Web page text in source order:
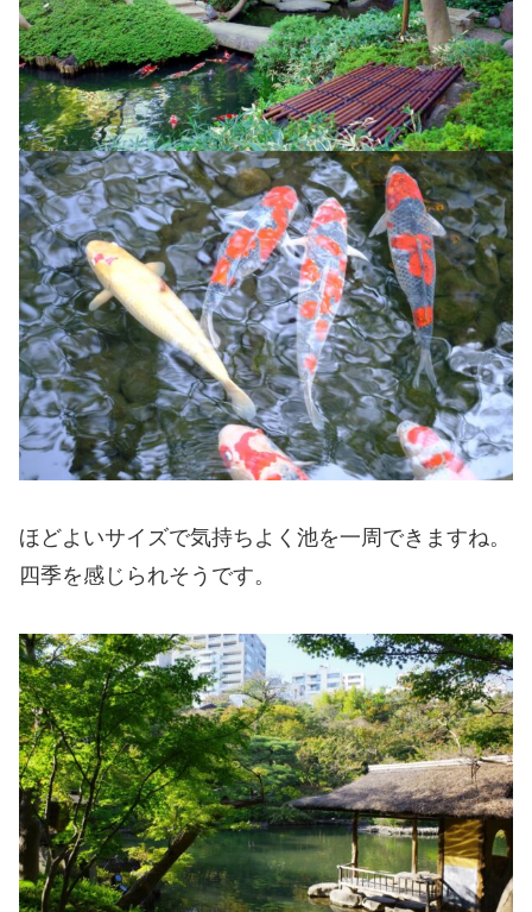
ほどよいサイズで気持ちよく池を一周できますね。
四季を感じられそうです。